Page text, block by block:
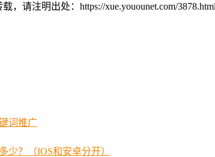
，请注明出处：https://xue.youounet.com/3878.html
词推广
少？（IOS和安卓分开）